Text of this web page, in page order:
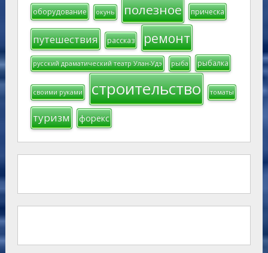
оборудование окунь полезное прическа
путешествия рассказ ремонт
русский драматический театр Улан-Удэ рыба рыбалка
своими руками строительство томаты
туризм форекс